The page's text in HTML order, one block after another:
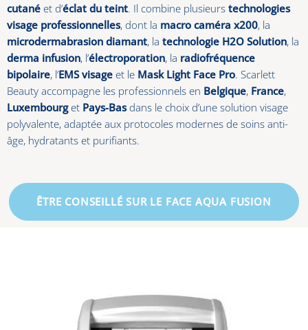
cutané et d’éclat du teint. Il combine plusieurs technologies
visage professionnelles, dont la macro caméra x200, la
microdermabrasion diamant, la technologie H2O Solution, la
derma infusion, l’électroporation, la radiofréquence
bipolaire, l’EMS visage et le Mask Light Face Pro. Scarlett
Beauty accompagne les professionnels en Belgique, France,
Luxembourget Pays-Basdans le choix d’une solution visage
polyvalente, adaptée aux protocoles modernes de soins anti-
âge, hydratants et purifiants.
ÊTRE CONSEILLÉ SUR LE FACE AQUA FUSION